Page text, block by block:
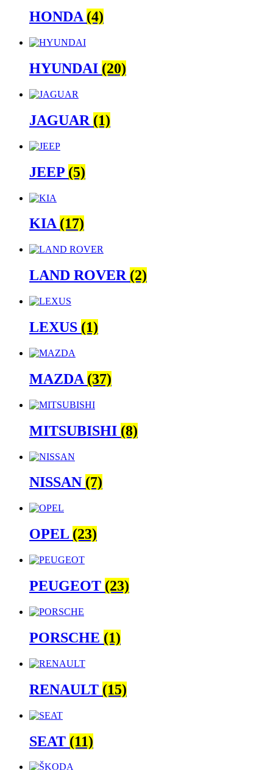
HONDA (4)
HYUNDAI (20)
JAGUAR (1)
JEEP (5)
KIA(17)
LAND ROVER (2)
LEXUS (1)
MAZDA (37)
MITSUBISHI (8)
NISSAN (7)
OPEL (23)
PEUGEOT (23)
PORSCHE (1)
RENAULT (15)
SEAT (11)